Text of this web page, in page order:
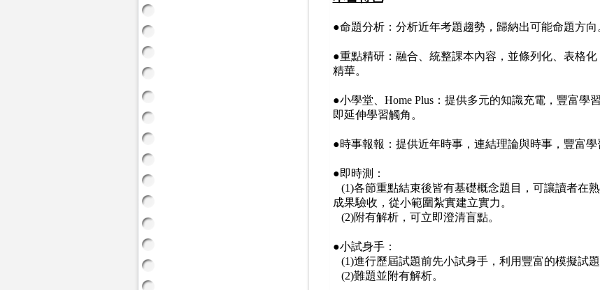
●命題分析：分析近年考題趨勢，歸納出可能命題方向
●重點精研：融合、統整課本內容，並條列化、表格
精華。
●小學堂、Home Plus：提供多元的知識充電，豐富學
即延伸學習觸角。
●時事報報：提供近年時事，連結理論與時事，豐富學
●即時測：
(1)各節重點結束後皆有基礎概念題目，可讓讀者在
成果驗收，從小範圍紮實建立實力。
(2)附有解析，可立即澄清盲點。
●小試身手：
(1)進行歷屆試題前先小試身手，利用豐富的模擬試題
(2)難題並附有解析。